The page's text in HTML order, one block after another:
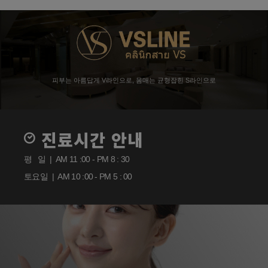
피부는 아름답게 V라인으로, 몸매는 균형잡힌 S라인으로
진료시간 안내
평 일 | AM 11 :00 - PM 8 : 30
토요일 | AM 10 :00 - PM 5 : 00